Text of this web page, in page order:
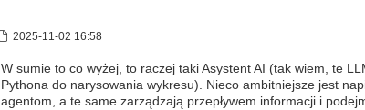
2025-11-02 16:58
W sumie to co wyżej, to raczej taki Asystent AI (tak wiem, te
Pythona do narysowania wykresu). Nieco ambitniejsze jest
agentom, a te same zarządzają przepływem informacji i